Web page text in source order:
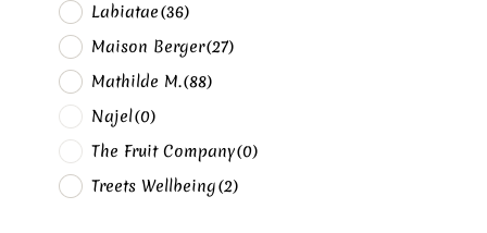
Labiatae(36)
Maison Berger(27)
Mathilde M.(88)
Najel(0)
The Fruit Company(0)
Treets Wellbeing(2)